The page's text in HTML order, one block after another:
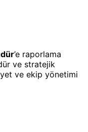
’e raporlama
ve stratejik
ve ekip yönetimi